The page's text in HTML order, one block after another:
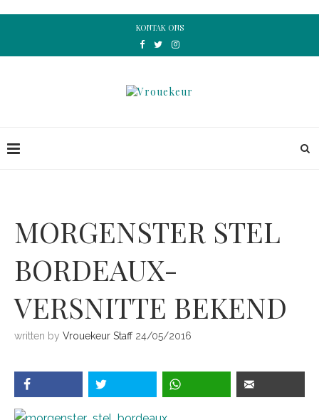
KONTAK ONS
MORGENSTER STEL
BORDEAUX-
VERSNITTE BEKEND
written by Vrouekeur Staff 24/05/2016